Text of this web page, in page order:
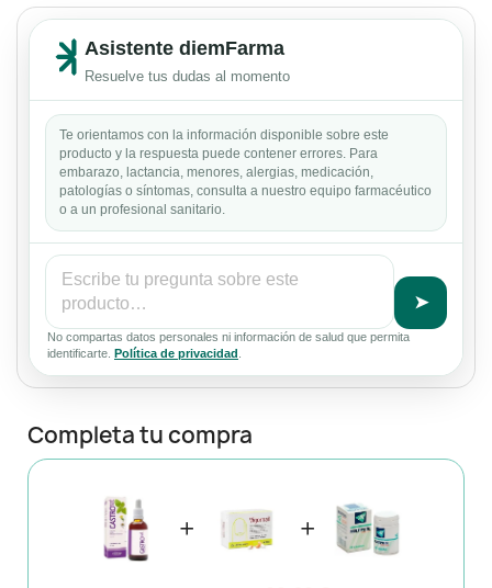
Asistente diemFarma
Resuelve tus dudas al momento
Te orientamos con la información disponible sobre este
producto y la respuesta puede contener errores. Para
embarazo, lactancia, menores, alergias, medicación,
patologías o síntomas, consulta a nuestro equipo farmacéutico
o a un profesional sanitario.
➤
No compartas datos personales ni información de salud que permita
identificarte. Política de privacidad
Completa tu compra
+ +